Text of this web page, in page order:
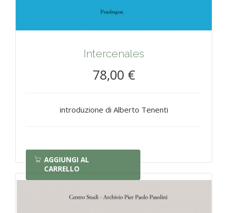
Intercenales
78,00 €
introduzione di Alberto Tenenti
AGGIUNGI AL
CARRELLO